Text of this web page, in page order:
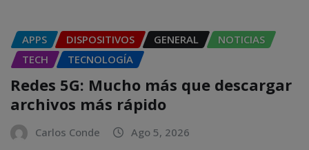
APPS DISPOSITIVOS GENERAL
NOTICIAS
TECH
TECNOLOGÍA
Redes 5G: Mucho más que descargar
archivos más rápido
Carlos Conde Ago 5, 2026